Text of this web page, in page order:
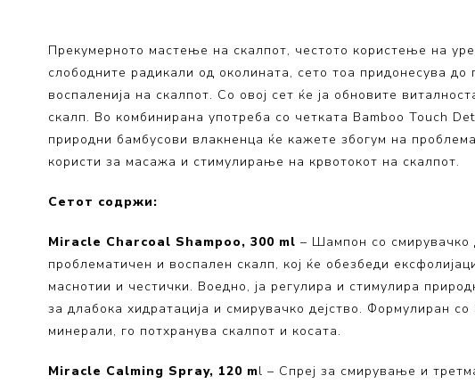
Volume
Види се
Silk Express Collection
Blow-Dry Collection
Scalp Restore
Collection
Blonde Collection
MultiBrush
Arctic
Edition
Прекумерното мастење на скалпот, честото користење на
слободните радикали од околината, сето тоа придонесува до
воспаленија на скалпот. Со овој сет ќе ја обновите
скалп. Во комбинирана употреба со четката Bamboo Touch
природни бамбусови влакненца ќе кажете збогум на
користи за масажа и стимулирање на крвотокот на скалпот.
Сетот содржи:
Miracle Charcoal Shampoo, 300 ml – Шампон со смирувачко
проблематичен и воспален скалп, кој ќе обезбеди
маснотии и честички. Воедно, ја регулира и стимулира
за длабока хидратација и смирувачко дејство. Формулиран
минерали, го потхранува скалпот и косата.
Miracle Calming Spray, 120 ml – Спреј за смирување и